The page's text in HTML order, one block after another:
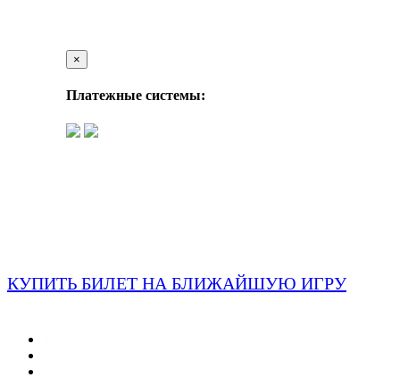
×
Платежные системы:
КУПИТЬ БИЛЕТ НА БЛИЖАЙШУЮ ИГРУ